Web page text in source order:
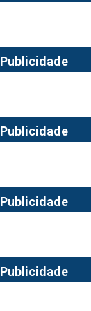
Publicidade
Publicidade
Publicidade
Publicidade